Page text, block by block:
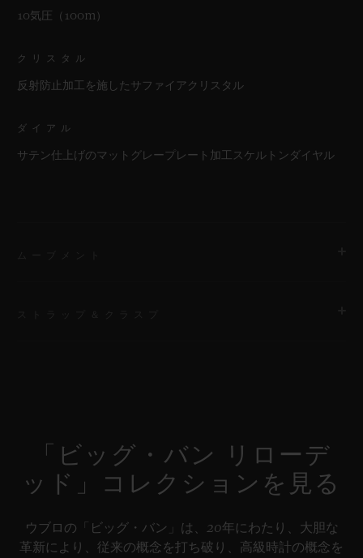
10気圧（100m）
クリスタル
反射防止加工を施したサファイアクリスタル
ダイアル
サテン仕上げのマットグレープレート加工スケルトンダイヤル
約72時間
ラクチャードラバーストラップ
ブラックセラミック＆チタニウム
「ビッグ・バン リローデ
ッド」コレクションを見る
ウブロの「ビッグ・バン」は、20年にわたり、大胆な
革新により、従来の概念を打ち破り、高級時計の概念を